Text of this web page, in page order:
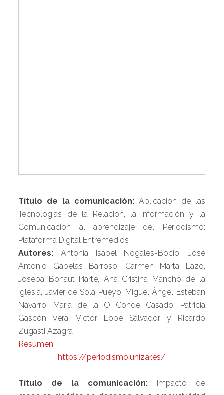
Título de la comunicación: Aplicación de las
Tecnologías de la Relación, la Información y la
Comunicación al aprendizaje del Periodismo:
Plataforma Digital Entremedios
Autores: Antonia Isabel Nogales-Bocio, José
Antonio Gabelas Barroso, Carmen Marta Lazo,
Joseba Bonaut Iriarte, Ana Cristina Mancho de la
Iglesia, Javier de Sola Pueyo, Miguel Ángel Esteban
Navarro, María de la O Conde Casado, Patricia
Gascón Vera, Víctor Lope Salvador y Ricardo
Zugasti Azagra
Resumen
https://periodismo.unizar.es/
Título de la comunicación: Impacto de